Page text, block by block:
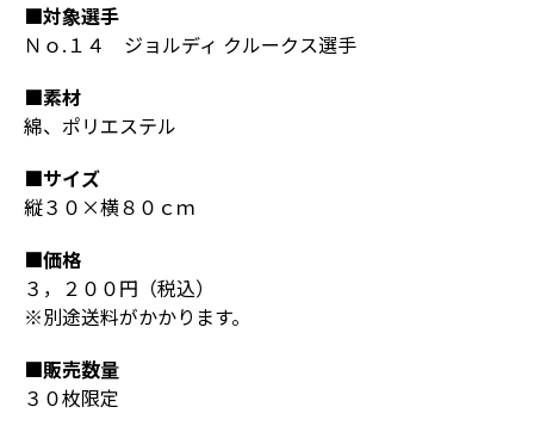
■対象選手
Ｎｏ.１４ ジョルディ クルークス選手
■素材
綿、ポリエステル
■サイズ
縦３０×横８０ｃｍ
■価格
３，２００円（税込）
※別途送料がかかります。
■販売数量
３０枚限定